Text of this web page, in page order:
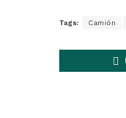
Tags: Camión